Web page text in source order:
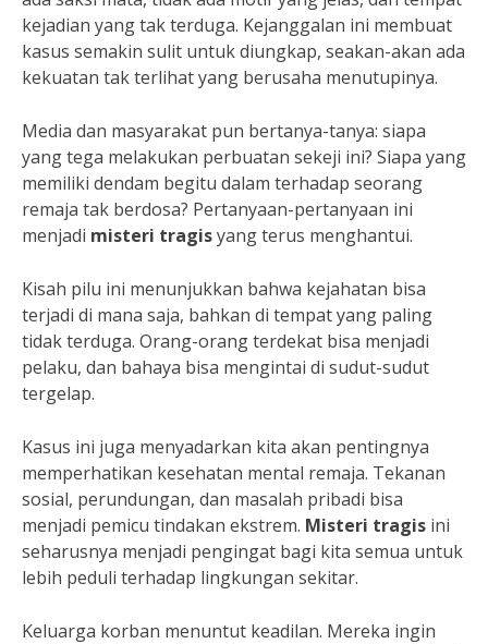
kejadian yang tak terduga. Kejanggalan ini membuat
kasus semakin sulit untuk diungkap, seakan-akan ada
kekuatan tak terlihat yang berusaha menutupinya.
Media dan masyarakat pun bertanya-tanya: siapa
yang tega melakukan perbuatan sekeji ini? Siapa yang
memiliki dendam begitu dalam terhadap seorang
remaja tak berdosa? Pertanyaan-pertanyaan ini
menjadi misteri tragisyang terus menghantui.
Kisah pilu ini menunjukkan bahwa kejahatan bisa
terjadi di mana saja, bahkan di tempat yang paling
tidak terduga. Orang-orang terdekat bisa menjadi
pelaku, dan bahaya bisa mengintai di sudut-sudut
tergelap.
Kasus ini juga menyadarkan kita akan pentingnya
memperhatikan kesehatan mental remaja. Tekanan
sosial, perundungan, dan masalah pribadi bisa
menjadi pemicu tindakan ekstrem. Misteri tragis ini
seharusnya menjadi pengingat bagi kita semua untuk
lebih peduli terhadap lingkungan sekitar.
Keluarga korban menuntut keadilan. Mereka ingin